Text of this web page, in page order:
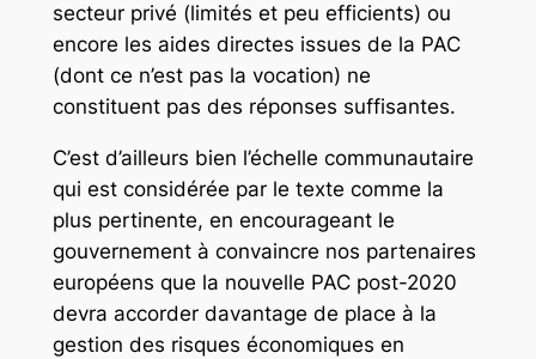
secteur privé (limités et peu efficients) ou
encore les aides directes issues de la PAC
(dont ce n’est pas la vocation) ne
constituent pas des réponses suffisantes.
C’est d’ailleurs bien l’échelle communautaire
qui est considérée par le texte comme la
plus pertinente, en encourageant le
gouvernement à convaincre nos partenaires
européens que la nouvelle PAC post-2020
devra accorder davantage de place à la
gestion des risques économiques en